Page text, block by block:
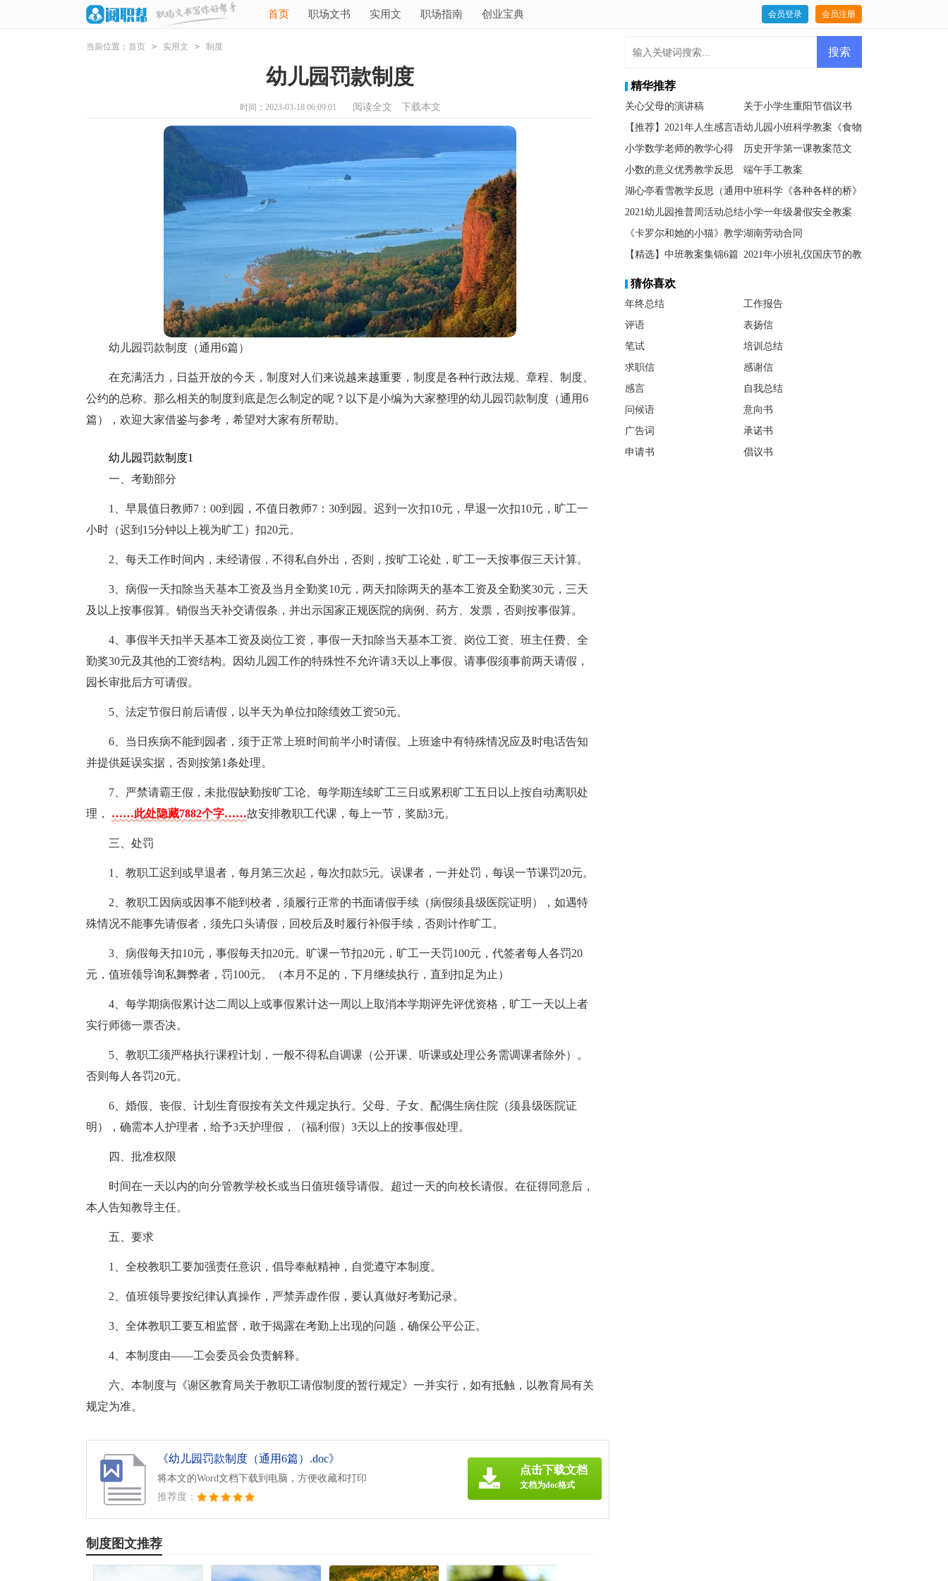
首页 职场文书 实用文 职场指南 创业宝典 会员登录 会员注册
当前位置： 首页 > 实用文 > 制度
幼儿园罚款制度
时间：2023-03-18 06:09:01 阅读全文 下载本文
幼儿园罚款制度（通用6篇）
在充满活力，日益开放的今天，制度对人们来说越来越重要，制度是各种行政法规、章程、制度、
公约的总称。那么相关的制度到底是怎么制定的呢？以下是小编为大家整理的幼儿园罚款制度（通用6
篇），欢迎大家借鉴与参考，希望对大家有所帮助。
幼儿园罚款制度1
一、考勤部分
1、早晨值日教师7：00到园，不值日教师7：30到园。迟到一次扣10元，早退一次扣10元，旷工一
小时（迟到15分钟以上视为旷工）扣20元。
2、每天工作时间内，未经请假，不得私自外出，否则，按旷工论处，旷工一天按事假三天计算。
3、病假一天扣除当天基本工资及当月全勤奖10元，两天扣除两天的基本工资及全勤奖30元，三天
及以上按事假算。销假当天补交请假条，并出示国家正规医院的病例、药方、发票，否则按事假算。
4、事假半天扣半天基本工资及岗位工资，事假一天扣除当天基本工资、岗位工资、班主任费、全
勤奖30元及其他的工资结构。因幼儿园工作的特殊性不允许请3天以上事假。请事假须事前两天请假，
园长审批后方可请假。
5、法定节假日前后请假，以半天为单位扣除绩效工资50元。
6、当日疾病不能到园者，须于正常上班时间前半小时请假。上班途中有特殊情况应及时电话告知
并提供延误实据，否则按第1条处理。
7、严禁请霸王假，未批假缺勤按旷工论。每学期连续旷工三日或累积旷工五日以上按自动离职处
理， ……此处隐藏7882个字……故安排教职工代课，每上一节，奖励3元。
三、处罚
1、教职工迟到或早退者，每月第三次起，每次扣款5元。误课者，一并处罚，每误一节课罚20元。
2、教职工因病或因事不能到校者，须履行正常的书面请假手续（病假须县级医院证明），如遇特
殊情况不能事先请假者，须先口头请假，回校后及时履行补假手续，否则计作旷工。
3、病假每天扣10元，事假每天扣20元。旷课一节扣20元，旷工一天罚100元，代签者每人各罚20
元，值班领导询私舞弊者，罚100元。（本月不足的，下月继续执行，直到扣足为止）
4、每学期病假累计达二周以上或事假累计达一周以上取消本学期评先评优资格，旷工一天以上者
实行师德一票否决。
5、教职工须严格执行课程计划，一般不得私自调课（公开课、听课或处理公务需调课者除外）。
否则每人各罚20元。
6、婚假、丧假、计划生育假按有关文件规定执行。父母、子女、配偶生病住院（须县级医院证
明），确需本人护理者，给予3天护理假，（福利假）3天以上的按事假处理。
四、批准权限
时间在一天以内的向分管教学校长或当日值班领导请假。超过一天的向校长请假。在征得同意后，
本人告知教导主任。
五、要求
1、全校教职工要加强责任意识，倡导奉献精神，自觉遵守本制度。
2、值班领导要按纪律认真操作，严禁弄虚作假，要认真做好考勤记录。
3、全体教职工要互相监督，敢于揭露在考勤上出现的问题，确保公平公正。
4、本制度由——工会委员会负责解释。
六、本制度与《谢区教育局关于教职工请假制度的暂行规定》一并实行，如有抵触，以教育局有关
规定为准。
《幼儿园罚款制度（通用6篇）.doc》
将本文的Word文档下载到电脑，方便收藏和打印
推荐度：
点击下载文档
文档为doc格式
制度图文推荐
精华推荐
关心父母的演讲稿
关于小学生重阳节倡议书
【推荐】2021年人生感言语
录集锦51条
幼儿园小班科学教案《食物
的味道》含反思
小学数学老师的教学心得
历史开学第一课教案范文
小数的意义优秀教学反思
（通用7篇）
端午手工教案
湖心亭看雪教学反思（通用
14篇）
中班科学《各种各样的桥》
教案(附反思)
2021幼儿园推普周活动总结
（精选7篇）
小学一年级暑假安全教案
《卡罗尔和她的小猫》教学
反思
湖南劳动合同
【精选】中班教案集锦6篇 2021年小班礼仪国庆节的教
猜你喜欢
年终总结
工作报告
评语
表扬信
笔试
培训总结
求职信
感谢信
感言
自我总结
问候语
意向书
广告词
承诺书
申请书
倡议书